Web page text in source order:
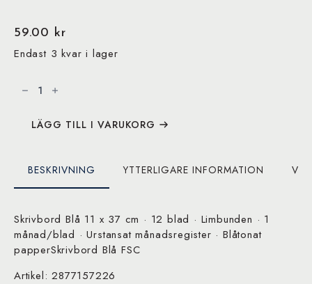
59.00 kr
Endast 3 kvar i lager
FSC
LÄGG TILL I VARUKORG
BESKRIVNING YTTERLIGARE INFORMATION
Skrivbord Blå 11 x 37 cm · 12 blad · Limbunden · 1
månad/blad · Urstansat månadsregister · Blåtonat
papperSkrivbord Blå FSC
Artikel: 2877157226